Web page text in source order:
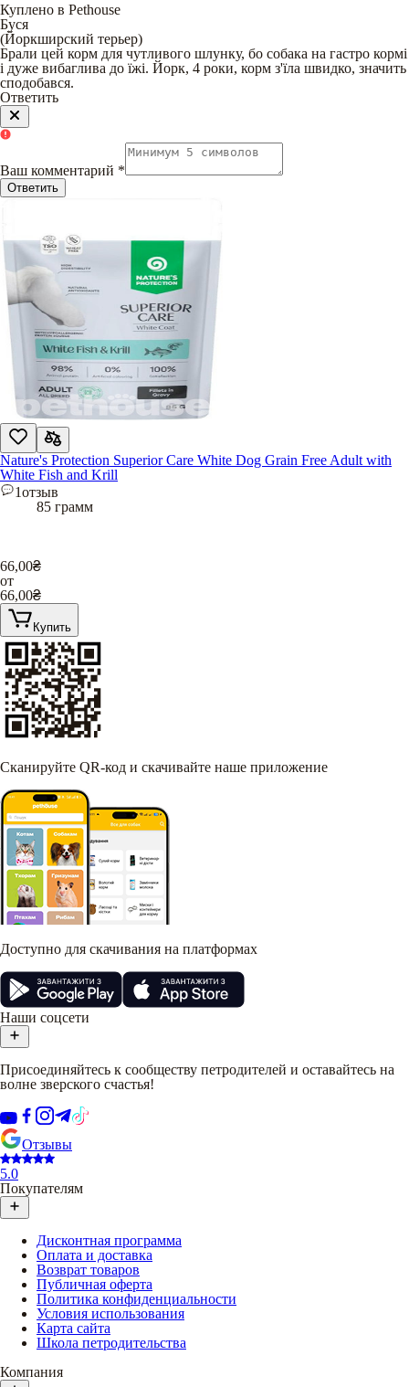
Куплено в Pethouse
Буся
(Йоркширский терьер)
Брали цей корм для чутливого шлунку, бо собака на гастро кормі
і дуже вибаглива до їжі. Йорк, 4 роки, корм з'їла швидко, значить
сподобався.
Ответить
Ваш комментарий *
Ответить
Nature's Protection Superior Care White Dog Grain Free Adult with
White Fish and Krill
1отзыв
85 грамм
66,00₴
от
66,00₴
Купить
Сканируйте QR-код и скачивайте наше приложение
Доступно для скачивания на платформах
Наши соцсети
Присоединяйтесь к сообществу петродителей и оставайтесь на
волне зверского счастья!
Отзывы
5.0
Покупателям
Дисконтная программа
Оплата и доставка
Возврат товаров
Публичная оферта
Политика конфиденциальности
Условия использования
Карта сайта
Школа петродительства
Компания